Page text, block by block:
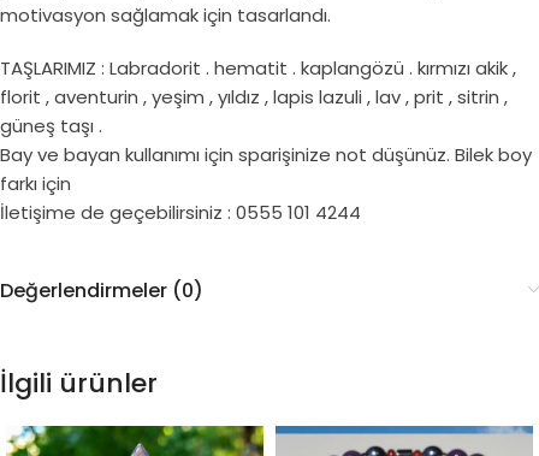
motivasyon sağlamak için tasarlandı.
TAŞLARIMIZ : Labradorit . hematit . kaplangözü . kırmızı akik ,
florit , aventurin , yeşim , yıldız , lapis lazuli , lav , prit , sitrin ,
güneş taşı .
Bay ve bayan kullanımı için sparişinize not düşünüz. Bilek boy
farkı için
İletişime de geçebilirsiniz : 0555 101 4244
Değerlendirmeler (0)
İlgili ürünler